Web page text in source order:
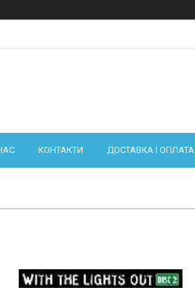
КОНТАКТИ ДОСТАВКА І ОПЛАТА